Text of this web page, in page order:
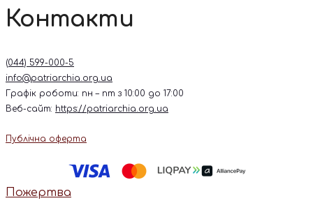
Контакти
(044) 599-000-5
info@patriarchia.org.ua
Графік роботи: пн – пт з 10:00 до 17:00
Веб-сайт: https://patriarchia.org.ua
Публічна оферта
Пожертва